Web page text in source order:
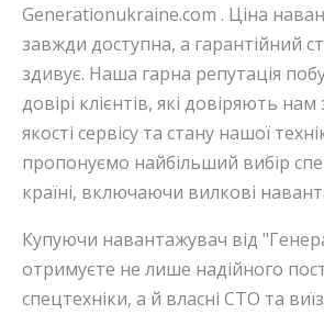
Generationukraine.com . Ціна
завжди доступна, а гарантійний
здивує. Наша гарна репутація
довірі клієнтів, які довіряють
якості сервісу та стану нашої
пропонуємо найбільший вибір
країні, включаючи вилкові
Купуючи навантажувач від
отримуєте не лише надійного
спецтехніки, а й власні СТО та